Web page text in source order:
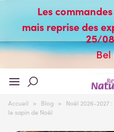
Les
mais reprise des
25/
Bel
Accueil > Blog >
Noël 2026-2027
le sapin de Noël